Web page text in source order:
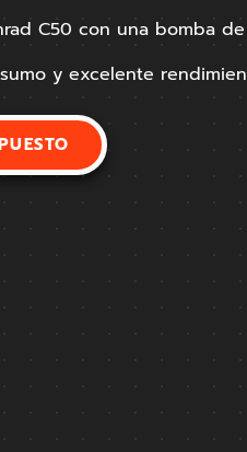
C50 con una bomba
y excelente